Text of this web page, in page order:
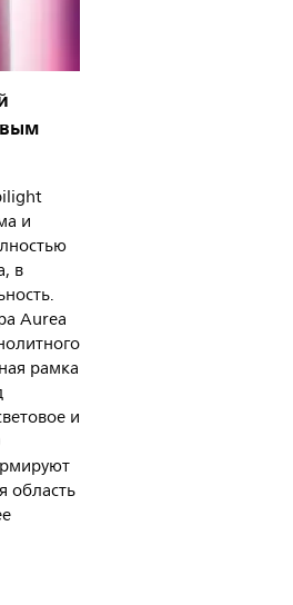
и
в
Aurea
рамка
и
область